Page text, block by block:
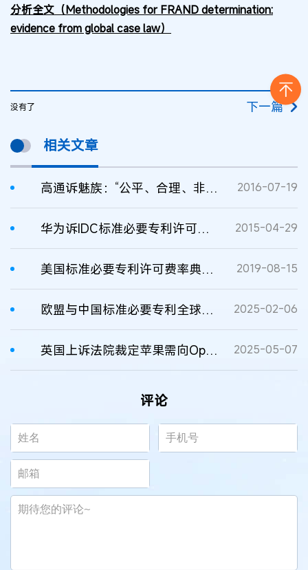
分析全文（Methodologies for FRAND determination:
evidence from global case law）
没有了 下一篇
相关文章
高通诉魅族：“公平、合理、非歧视”（FRAND）许可费率分析 2016-07-19
华为诉IDC标准必要专利许可费率判决书 2015-04-29
美国标准必要专利许可费率典型案例介绍 2019-08-15
欧盟与中国标准必要专利全球许可费率裁决WTO争端评析 2025-02-06
英国上诉法院裁定苹果需向Optis支付高额FRAND许可费​​ 2025-05-07
评论